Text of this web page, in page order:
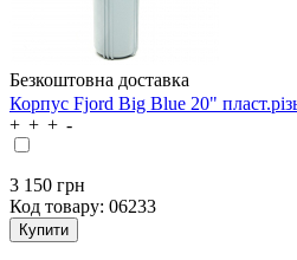
Безкоштовна доставка
Корпус Fjord Big Blue 20"
3 150 грн
Код товару: 06233